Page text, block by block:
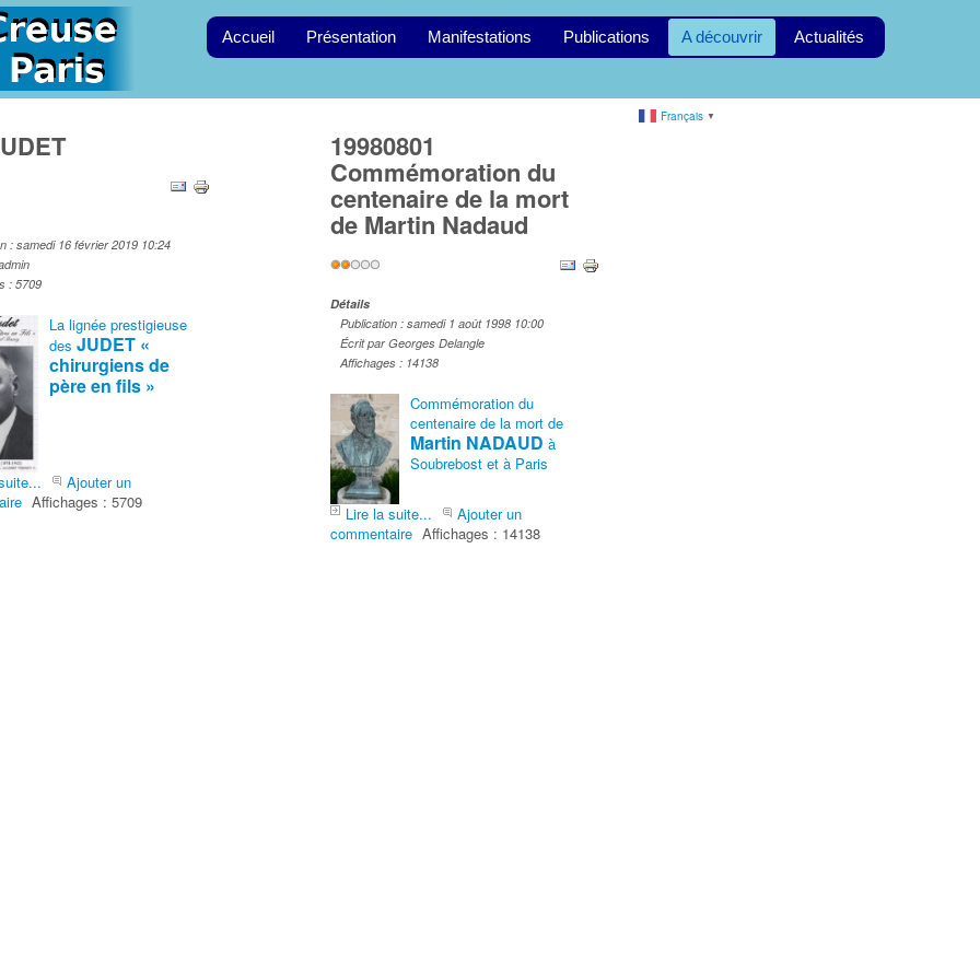
Accueil Présentation Manifestations Publications A découvrir Actualités
: samedi 16 février 2019 10:24
: 5709
La lignée prestigieuse
des JUDET «
chirurgiens de
père en fils »
Ajouter un
Affichages : 5709
19980801
Commémoration du
centenaire de la mort
de Martin Nadaud
Vote
Détails
Publication : samedi 1 août 1998 10:00
Écrit par Georges Delangle
Affichages : 14138
Commémoration du
centenaire de la mort de
Martin NADAUD à
Soubrebost et à Paris
Lire la suite...
Ajouter un
commentaire Affichages : 14138
Français ▼